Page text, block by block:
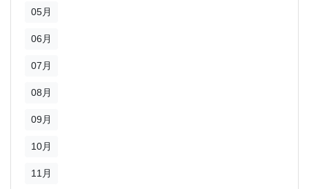
05月
06月
07月
08月
09月
10月
11月